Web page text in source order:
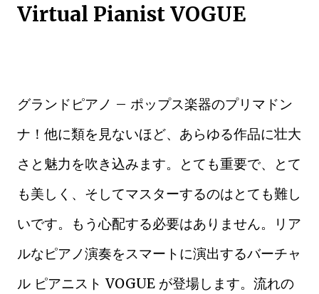
Virtual Pianist VOGUE
グランドピアノ – ポップス楽器のプリマドン
ナ！他に類を見ないほど、あらゆる作品に壮大
さと魅力を吹き込みます。とても重要で、とて
も美しく、そしてマスターするのはとても難し
いです。もう心配する必要はありません。リア
ルなピアノ演奏をスマートに演出するバーチャ
ル ピアニスト VOGUE が登場します。流れの